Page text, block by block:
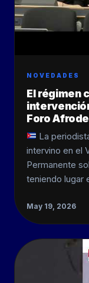
NOVEDADES
El régimen
Foro
La
intervino en el
Permanente
teniendo lugar
May 19, 2026